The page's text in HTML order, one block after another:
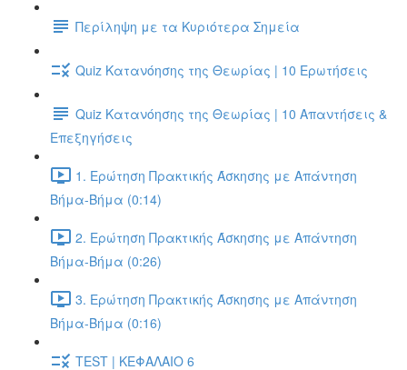
Περίληψη με τα Κυριότερα Σημεία
Quiz Κατανόησης της Θεωρίας | 10 Ερωτήσεις
Quiz Κατανόησης της Θεωρίας | 10 Απαντήσεις &
Επεξηγήσεις
1. Ερώτηση Πρακτικής Άσκησης με Απάντηση
Βήμα-Βήμα (0:14)
2. Ερώτηση Πρακτικής Άσκησης με Απάντηση
Βήμα-Βήμα (0:26)
3. Ερώτηση Πρακτικής Άσκησης με Απάντηση
Βήμα-Βήμα (0:16)
TEST | ΚΕΦΑΛΑΙΟ 6